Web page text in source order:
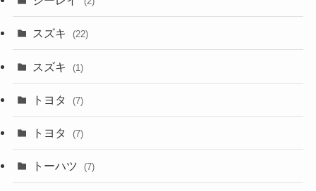
スズキ (22)
スズキ (1)
トヨタ (7)
トヨタ (7)
トーハツ (7)